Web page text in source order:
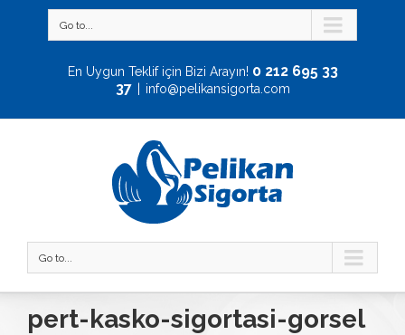
Go to...
En Uygun Teklif için Bizi Arayın! 0 212 695 33
37
info@pelikansigorta.com
Go to...
pert-kasko-sigortasi-gorsel